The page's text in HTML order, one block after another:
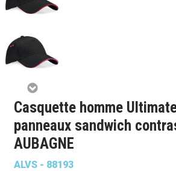
Casquette homme
panneaux sandwich
AUBAGNE
ALVS - 88193